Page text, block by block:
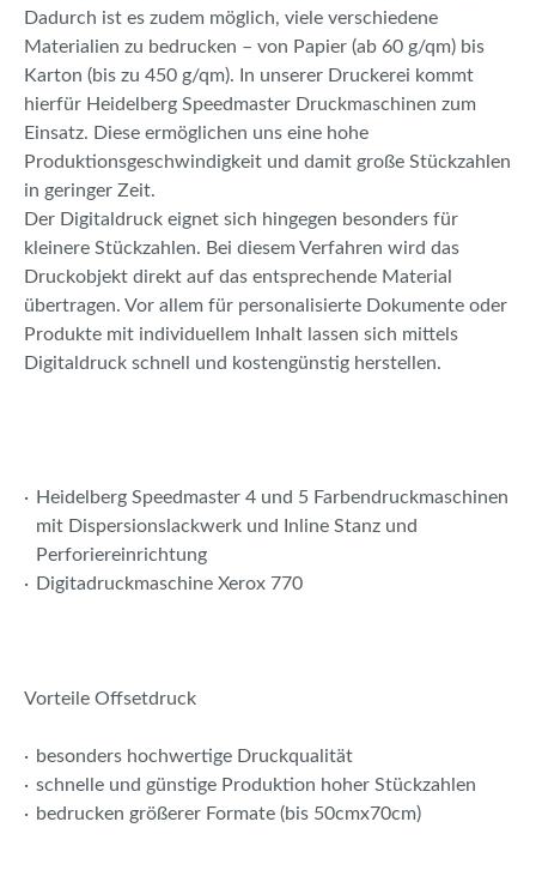
Dadurch ist es zudem möglich, viele verschiedene
Materialien zu bedrucken – von Papier (ab 60 g/qm) bis
Karton (bis zu 450 g/qm). In unserer Druckerei kommt
hierfür Heidelberg Speedmaster Druckmaschinen zum
Einsatz. Diese ermöglichen uns eine hohe
Produktionsgeschwindigkeit und damit große Stückzahlen
in geringer Zeit.
Der Digitaldruck eignet sich hingegen besonders für
kleinere Stückzahlen. Bei diesem Verfahren wird das
Druckobjekt direkt auf das entsprechende Material
übertragen. Vor allem für personalisierte Dokumente oder
Produkte mit individuellem Inhalt lassen sich mittels
Digitaldruck schnell und kostengünstig herstellen.
Heidelberg Speedmaster 4 und 5 Farbendruckmaschinen
mit Dispersionslackwerk und Inline Stanz und
Perforiereinrichtung
Digitadruckmaschine Xerox 770
Vorteile Offsetdruck
besonders hochwertige Druckqualität
schnelle und günstige Produktion hoher Stückzahlen
bedrucken größerer Formate (bis 50cmx70cm)